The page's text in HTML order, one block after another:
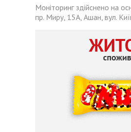
Моніторинг здійснено на
пр. Миру, 15А, Ашан, вул.